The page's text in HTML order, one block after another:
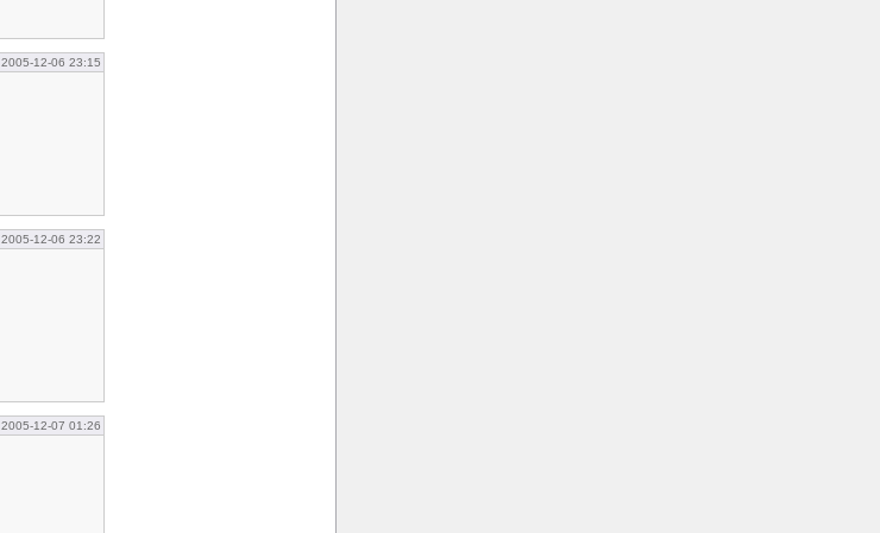
2005-12-06 23:15
2005-12-06 23:22
2005-12-07 01:26